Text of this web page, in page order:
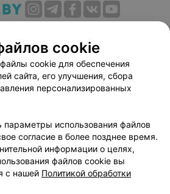
Публичный договор
соглашение
Способы оплаты
Партнеры
руководителю 103.by
настройки cookie
персональных данных
cookie
cookie для обеспечения
сайта, его улучшения, сбора
персонализированных
использования файлов
согласие в более позднее время.
информации о целях,
файлов cookie вы
с нашей Политикой обработки